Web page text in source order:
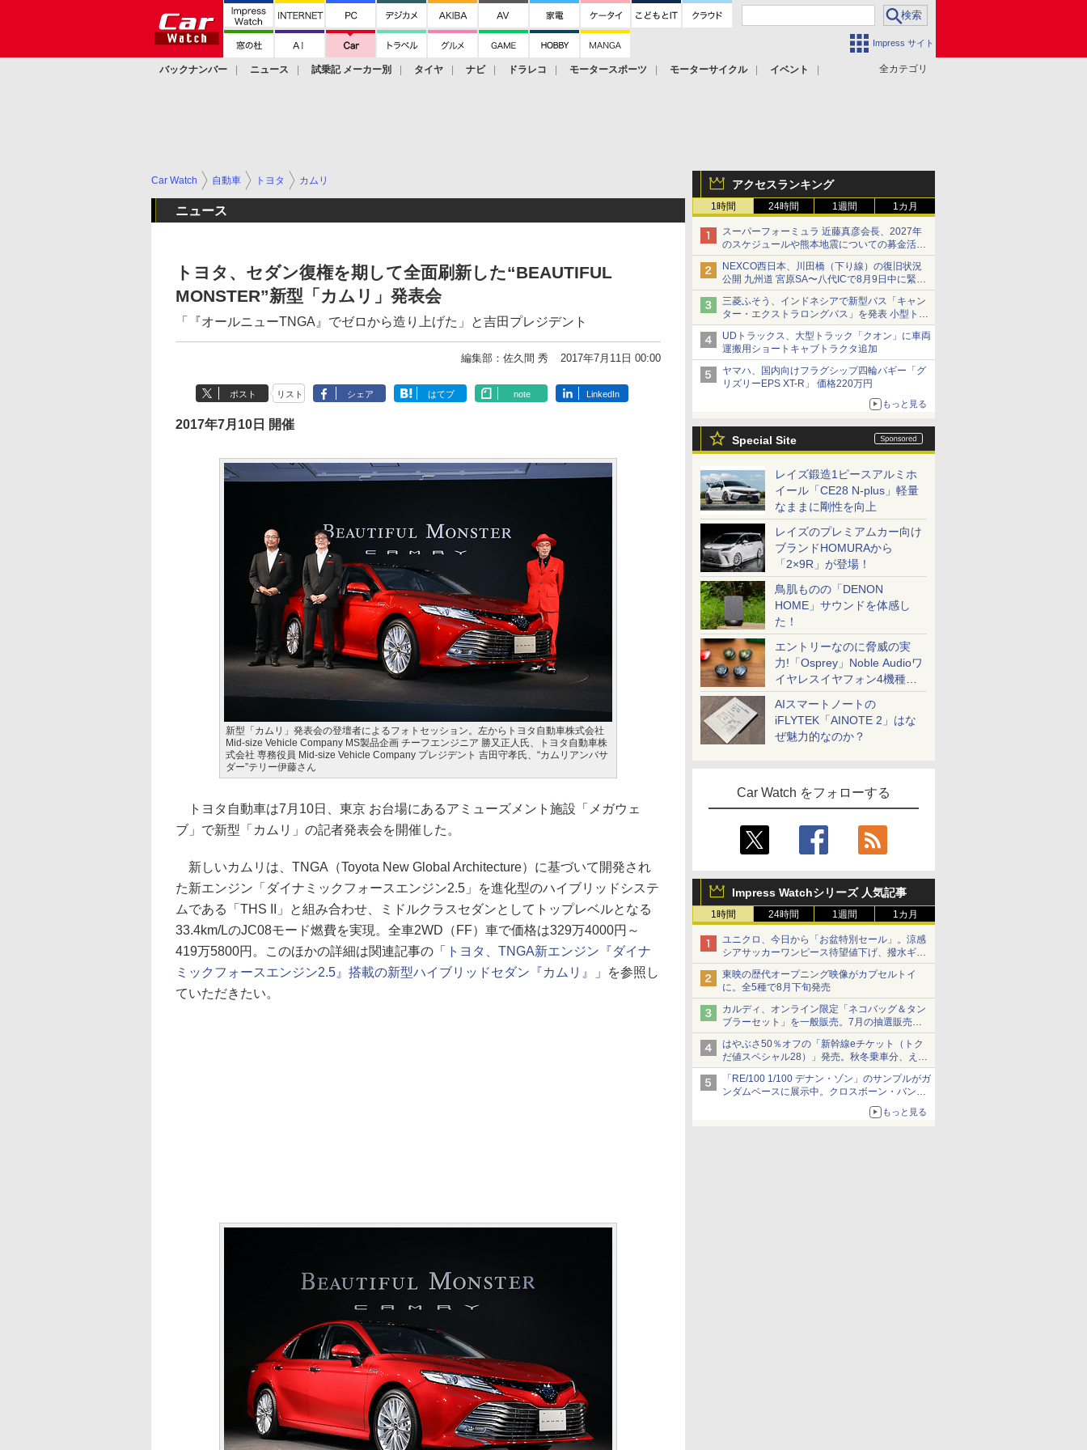
Impress サイト
全カテゴリ
バックナンバー ニュース 試乗記 メーカー別 タイヤ ナビ ドラレコ モータースポーツ モーターサイクル
イベント
アクセスランキング
1時間 24時間 1週間 1カ月
スーパーフォーミュラ 近藤真彦会長、2027年
のスケジュールや熊本地震についての募金活動
を紹介
NEXCO西日本、川田橋（下り線）の復旧状況
公開 九州道 宮原SA〜八代ICで8月9日中に緊急
車両を通行可能に
三菱ふそう、インドネシアで新型バス「キャン
ター・エクストラロングバス」を発表 小型トラ
ックベースの観光・旅客輸送向けバス
UDトラックス、大型トラック「クオン」に車両
運搬用ショートキャブトラクタ追加
ヤマハ、国内向けフラグシップ四輪バギー「グ
リズリーEPS XT-R」 価格220万円
もっと見る
Special Site
レイズ鍛造1ピースアルミホ
イール「CE28 N-plus」軽量
なままに剛性を向上
レイズのプレミアムカー向け
ブランドHOMURAから
「2×9R」が登場！
鳥肌ものの「DENON
HOME」サウンドを体感し
た！
エントリーなのに脅威の実
力!「Osprey」Noble Audioワ
イヤレスイヤフォン4機種を
一気に聴く
AIスマートノートの
iFLYTEK「AINOTE 2」はな
ぜ魅力的なのか？
Car Watch をフォローする
Impress Watchシリーズ 人気記事
1時間 24時間 1週間 1カ月
ユニクロ、今日から「お盆特別セール」。涼感
シアサッカーワンピース待望値下げ、撥水ギア
ショーツは1990円に
東映の歴代オープニング映像がカプセルトイ
に。全5種で8月下旬発売
カルディ、オンライン限定「ネコバッグ＆タン
ブラーセット」を一般販売。7月の抽選販売の
当選無効分
はやぶさ50％オフの「新幹線eチケット（トク
だ値スペシャル28）」発売。秋冬乗車分、えき
ねっと限定
「RE/100 1/100 デナン・ゾン」のサンプルがガ
ンダムベースに展示中。クロスボーン・バンガ
ードの制式量産機が間もなく発送【ガンダムベ
もっと見る
Car Watch 自動車 トヨタ カムリ
ニュース
トヨタ、セダン復権を期して全面刷新した“BEAUTIFUL
MONSTER”新型「カムリ」発表会
「『オールニューTNGA』でゼロから造り上げた」と吉田プレジデント
編集部：佐久間 秀 2017年7月11日 00:00
ポスト リスト シェア はてブ note LinkedIn
2017年7月10日 開催
新型「カムリ」発表会の登壇者によるフォトセッション。左からトヨタ自動車株式会社
Mid-size Vehicle Company MS製品企画 チーフエンジニア 勝又正人氏、トヨタ自動車株
式会社 専務役員 Mid-size Vehicle Company プレジデント 吉田守孝氏、“カムリアンバサ
ダー”テリー伊藤さん
トヨタ自動車は7月10日、東京 お台場にあるアミューズメント施設「メガウェ
ブ」で新型「カムリ」の記者発表会を開催した。
新しいカムリは、TNGA（Toyota New Global Architecture）に基づいて開発され
た新エンジン「ダイナミックフォースエンジン2.5」を進化型のハイブリッドシステ
ムである「THS II」と組み合わせ、ミドルクラスセダンとしてトップレベルとなる
33.4km/LのJC08モード燃費を実現。全車2WD（FF）車で価格は329万4000円～
419万5800円。このほかの詳細は関連記事の「
トヨタ、TNGA新エンジン『ダイナ
ミックフォースエンジン2.5』搭載の新型ハイブリッドセダン『カムリ』
」を参照し
ていただきたい。